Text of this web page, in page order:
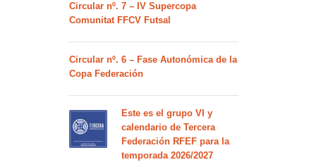
Circular nº. 7 – IV Supercopa
Comunitat FFCV Futsal
Circular nº. 6 – Fase Autonómica de la
Copa Federación
Este es el grupo VI y
calendario de Tercera
Federación RFEF para la
temporada 2026/2027